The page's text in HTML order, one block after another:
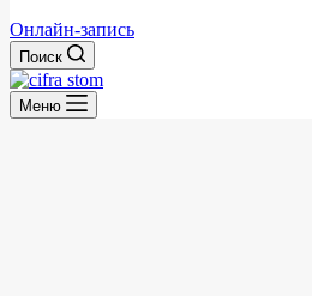
Онлайн-запись
Поиск
Меню